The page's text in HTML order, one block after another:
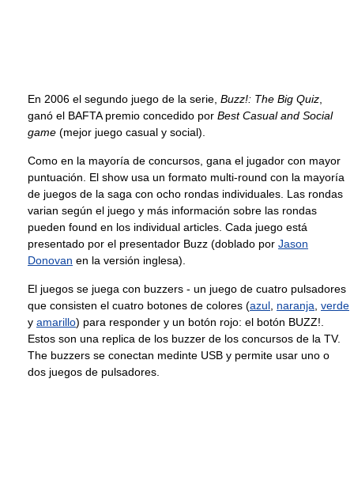
En 2006 el segundo juego de la serie, Buzz!: The Big Quiz
ganó el BAFTA premio concedido por Best Casual and Social
game (mejor juego casual y social).
Como en la mayoría de concursos, gana el jugador con mayor
puntuación. El show usa un formato multi-round con la mayoría
de juegos de la saga con ocho rondas individuales. Las rondas
varian según el juego y más información sobre las rondas
pueden found en los individual articles. Cada juego está
presentado por el presentador Buzz (doblado por Jason
Donovan en la versión inglesa).
El juegos se juega con buzzers - un juego de cuatro pulsadores
que consisten el cuatro botones de colores (azul naranja verde
y amarillo) para responder y un botón rojo: el botón BUZZ!.
Estos son una replica de los buzzer de los concursos de la TV.
The buzzers se conectan medinte USB y permite usar uno o
dos juegos de pulsadores.